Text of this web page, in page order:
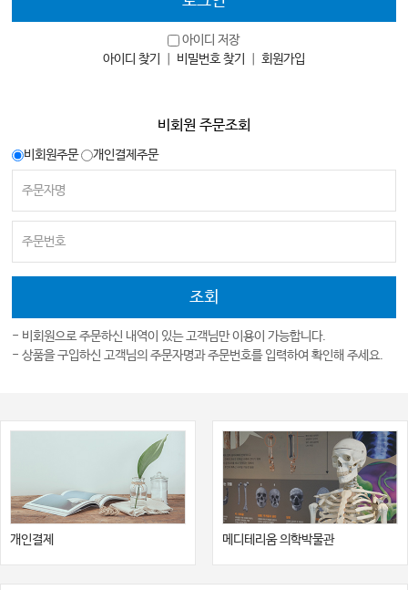
아이디 저장
아이디 찾기
비밀번호 찾기 회원가입
비회원 주문조회
비회원주문 개인결제주문
- 비회원으로 주문하신 내역이 있는 고객님만 이용이 가능합니다.
- 상품을 구입하신 고객님의 주문자명과 주문번호를 입력하여 확인해 주세요.
개인결제 메디테리움 의학박물관